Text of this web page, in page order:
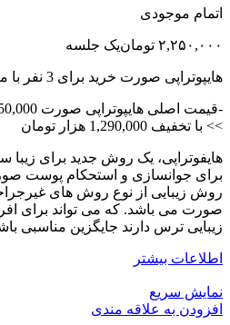
اتمام موجودی
۲,۲۵۰,۰۰۰ تومانیک جلسه
هایپوتراپی صورت خرید برای 3 نفر با مبلغ 960,000ت تخفیف ویژه
-قیمت اصلی هایپوتراپی صورت 2,250,000 هزار تومان، یک جلسه
>> با تخفیف 1,290,000 هزار تومان
هایفوتراپی، یک روش جدید برای
برای جوانسازی و استحکام پوست
روش زیبایی از نوع روش های
صورت می باشد. که می تواند برای
زیبایی ترس دارند جایگزین مناسبی
اطلاعات بیشتر
نمایش سریع
افزودن به علاقه مندی